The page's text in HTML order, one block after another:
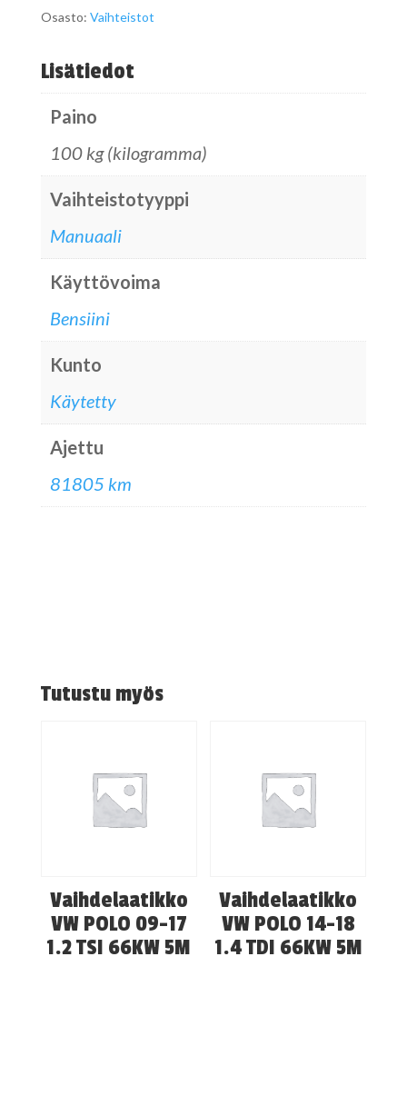
Osasto: Vaihteistot
Lisätiedot
Paino
100 kg (kilogramma)
Vaihteistotyyppi
Manuaali
Käyttövoima
Bensiini
Kunto
Käytetty
Ajettu
81805 km
Tutustu myös
Vaihdelaatikko
VW POLO 09-17
1.2 TSI 66KW 5M
Vaihdelaatikko
VW POLO 14-18
1.4 TDI 66KW 5M